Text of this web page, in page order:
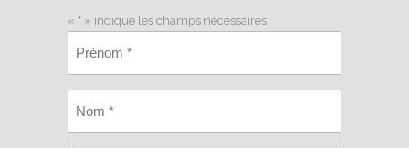
« * » indique les champs nécessaires